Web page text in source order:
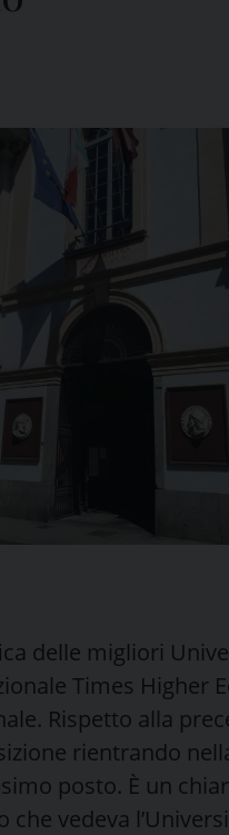
delle migliori
Times Higher
Rispetto alla
rientrando
posto. È un
che vedeva